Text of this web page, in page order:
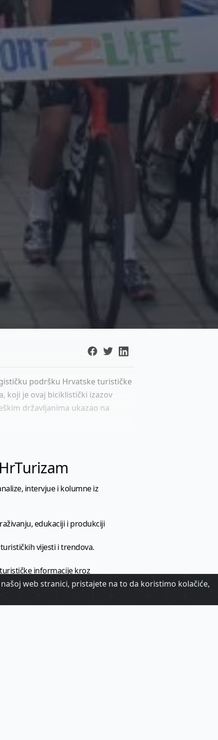
podršku Hrvatske turističke
koji je ovaj biciklistički izazov
državljanima ukazao na
intervjue i kolumne iz
edukaciji i produkciji
vijesti i trendova.
informacije kroz
web stranici, pristajete na to da koristimo kolačiće,